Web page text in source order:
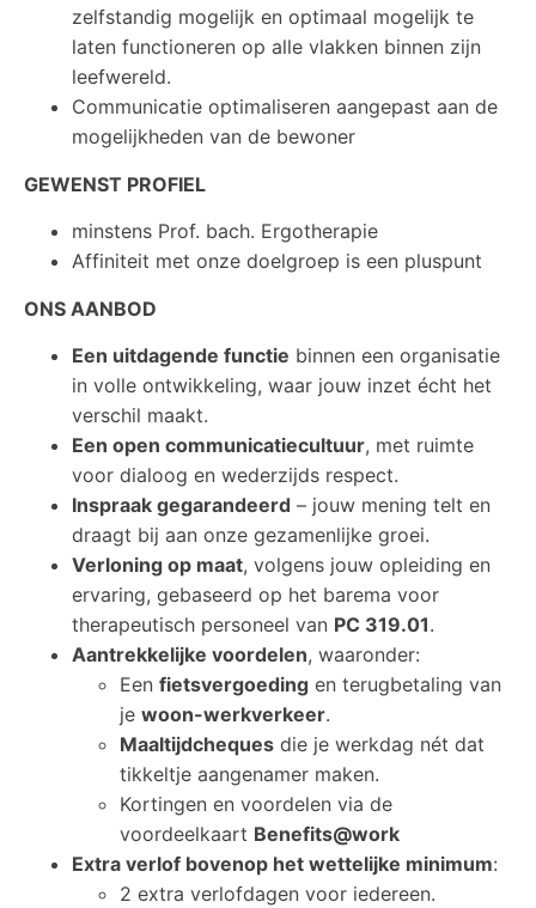
zelfstandig mogelijk en optimaal mogelijk te
laten functioneren op alle vlakken binnen zijn
leefwereld.
Communicatie optimaliseren aangepast aan de
mogelijkheden van de bewoner
GEWENST PROFIEL
minstens Prof. bach. Ergotherapie
Affiniteit met onze doelgroep is een pluspunt
ONS AANBOD
Een uitdagende functie binnen een organisatie
in volle ontwikkeling, waar jouw inzet écht het
verschil maakt.
Een open communicatiecultuur, met ruimte
voor dialoog en wederzijds respect.
Inspraak gegarandeerd – jouw mening telt en
draagt bij aan onze gezamenlijke groei.
Verloning op maat, volgens jouw opleiding en
ervaring, gebaseerd op het barema voor
therapeutisch personeel van PC 319.01.
Aantrekkelijke voordelen, waaronder:
Een fietsvergoeding en terugbetaling van
je woon-werkverkeer.
Maaltijdcheques die je werkdag nét dat
tikkeltje aangenamer maken.
Kortingen en voordelen via de
voordeelkaart Benefits@work
Extra verlof bovenop het wettelijke minimum:
2 extra verlofdagen voor iedereen.